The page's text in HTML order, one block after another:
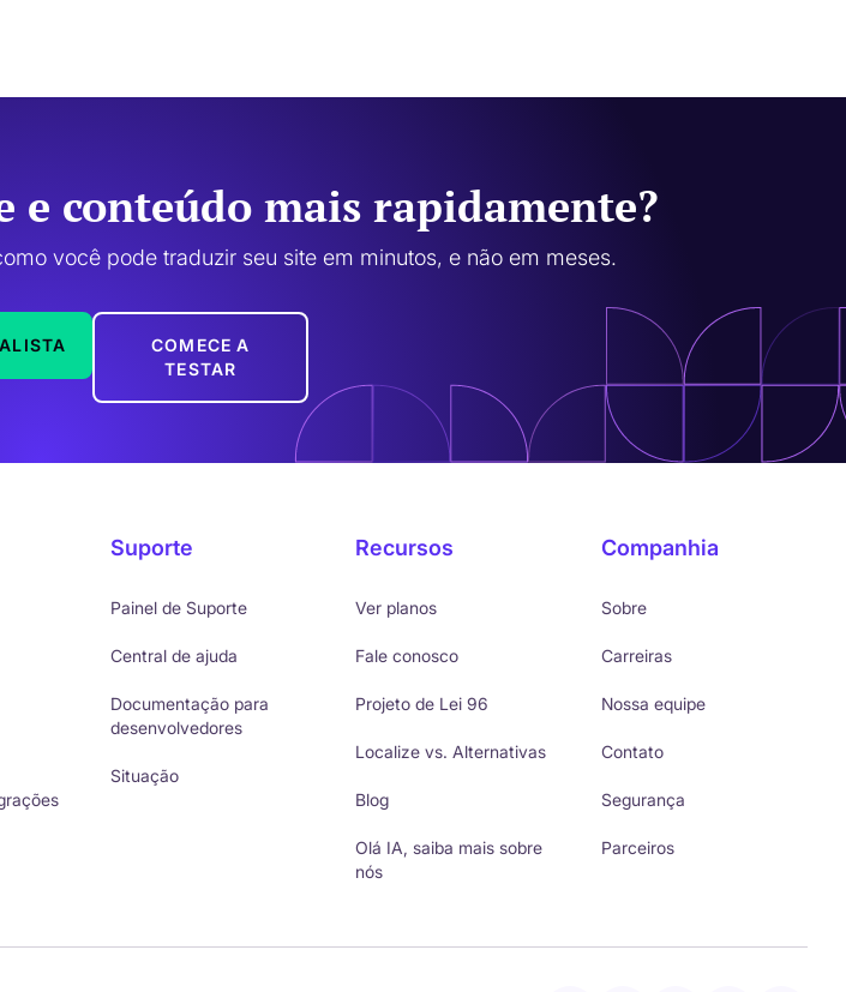
conteúdo mais rapidamente?
você pode traduzir seu site em minutos, e não em meses.
COMECE A
TESTAR
Suporte
Painel de Suporte
Central de ajuda
Documentação para
desenvolvedores
Situação
Recursos
Ver planos
Fale conosco
Projeto de Lei 96
Localize vs. Alternativas
Blog
Olá IA, saiba mais sobre
nós
Companhia
Sobre
Carreiras
Nossa equipe
Contato
Segurança
Parceiros